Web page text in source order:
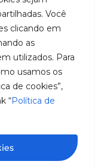
Você
clicando em
as
utilizados. Para
usamos os
de cookies”,
“Política de
Instagram